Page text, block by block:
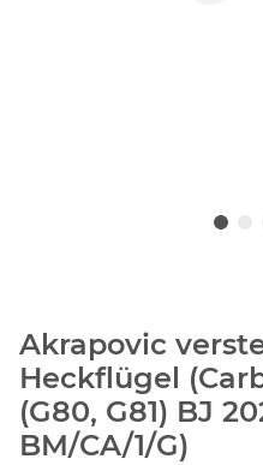
Akrapovic
Heckflügel
(G80, G81) BJ
BM/CA/1/G)